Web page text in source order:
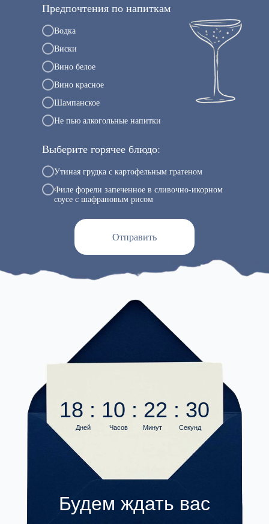
Предпочтения по напиткам
Водка
Виски
Вино белое
Вино красное
Шампанское
Не пью алкогольные напитки
Выберите горячее блюдо:
Утиная грудка с картофельным гратеном
Филе форели запеченное в сливочно-икорном
соусе с шафрановым рисом
Отправить
18 : 10 : 22 : 30
Дней Часов Минут Секунд
Будем ждать вас